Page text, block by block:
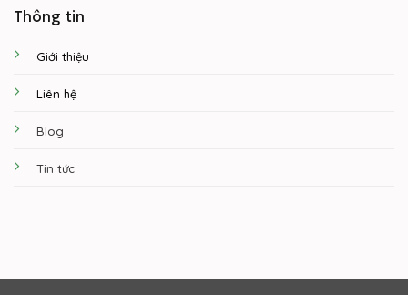
Thông tin
Giới thiệu
Liên hệ
Blog
Tin tức